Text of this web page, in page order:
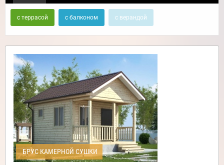
с террасой с балконом с верандой
БРУС КАМЕРНОЙ СУШКИ